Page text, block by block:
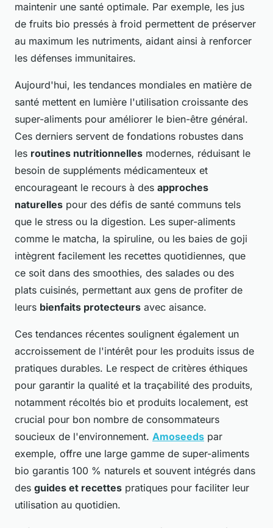
maintenir une santé optimale. Par exemple, les jus
de fruits bio pressés à froid permettent de préserver
au maximum les nutriments, aidant ainsi à renforcer
les défenses immunitaires.
Aujourd'hui, les tendances mondiales en matière de
santé mettent en lumière l'utilisation croissante des
super-aliments pour améliorer le bien-être général.
Ces derniers servent de fondations robustes dans
les routines nutritionnelles modernes, réduisant le
besoin de suppléments médicamenteux et
encourageant le recours à des approches
naturelles pour des défis de santé communs tels
que le stress ou la digestion. Les super-aliments
comme le matcha, la spiruline, ou les baies de goji
intègrent facilement les recettes quotidiennes, que
ce soit dans des smoothies, des salades ou des
plats cuisinés, permettant aux gens de profiter de
leurs bienfaits protecteurs avec aisance.
Ces tendances récentes soulignent également un
accroissement de l'intérêt pour les produits issus de
pratiques durables. Le respect de critères éthiques
pour garantir la qualité et la traçabilité des produits,
notamment récoltés bio et produits localement, est
crucial pour bon nombre de consommateurs
soucieux de l'environnement. Amoseeds par
exemple, offre une large gamme de super-aliments
bio garantis 100 % naturels et souvent intégrés dans
des guides et recettes pratiques pour faciliter leur
utilisation au quotidien.